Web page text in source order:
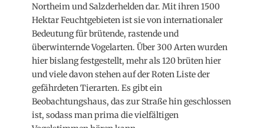
Northeim und Salzderhelden dar. Mit ihren 1500
Hektar Feuchtgebieten ist sie von internationaler
Bedeutung für brütende, rastende und
überwinternde Vogelarten. Über 300 Arten wurden
hier bislang festgestellt, mehr als 120 brüten hier
und viele davon stehen auf der Roten Liste der
gefährdeten Tierarten. Es gibt ein
Beobachtungshaus, das zur Straße hin geschlossen
ist, sodass man prima die vielfältigen